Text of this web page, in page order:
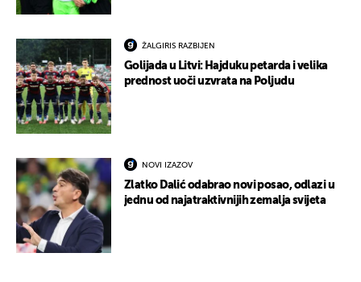
ŽALGIRIS RAZBIJEN
Golijada u Litvi: Hajduku petarda i velika
prednost uoči uzvrata na Poljudu
NOVI IZAZOV
Zlatko Dalić odabrao novi posao, odlazi u
jednu od najatraktivnijih zemalja svijeta